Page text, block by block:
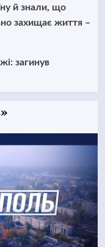
й знали, що
захищає життя –
загинув